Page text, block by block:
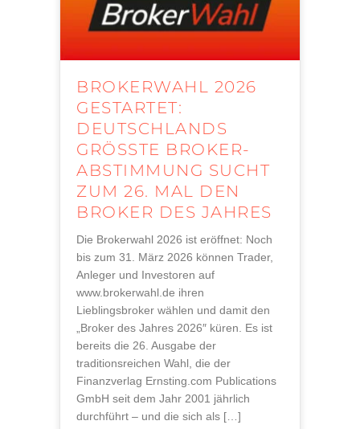
BROKERWAHL 2026
GESTARTET:
DEUTSCHLANDS
GRÖSSTE BROKER-A
BSTIMMUNG SUCHT Z
UM 26. MAL DEN B
ROKER DES JAHRES
Die Brokerwahl 2026 ist eröffnet: Noch
bis zum 31. März 2026 können Trader,
Anleger und Investoren auf
www.brokerwahl.de ihren
Lieblingsbroker wählen und damit den
„Broker des Jahres 2026″ küren. Es ist
bereits die 26. Ausgabe der
traditionsreichen Wahl, die der
Finanzverlag Ernsting.com Publications
GmbH seit dem Jahr 2001 jährlich
durchführt – und die sich als […]